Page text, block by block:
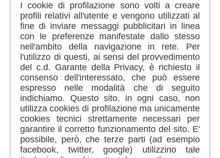
I cookie di profilazione sono volti a creare
profili relativi all'utente e vengono utilizzati al
fine di inviare messaggi pubblicitari in linea
con le preferenze manifestate dallo stesso
nell'ambito della navigazione in rete. Per
l'utilizzo di questi, ai sensi del provvedimento
del c.d. Garante della Privacy, è richiesto il
consenso dell'interessato, che può essere
espresso nelle modalità che di seguito
indichiamo. Questo sito, in ogni caso, non
utilizza cookies di profilazione ma unicamente
cookies tecnici strettamente necessari per
garantire il corretto funzionamento del sito. E'
possibile, però, che terze parti (ad esempio
facebook, twitter, google) utilizzino tale